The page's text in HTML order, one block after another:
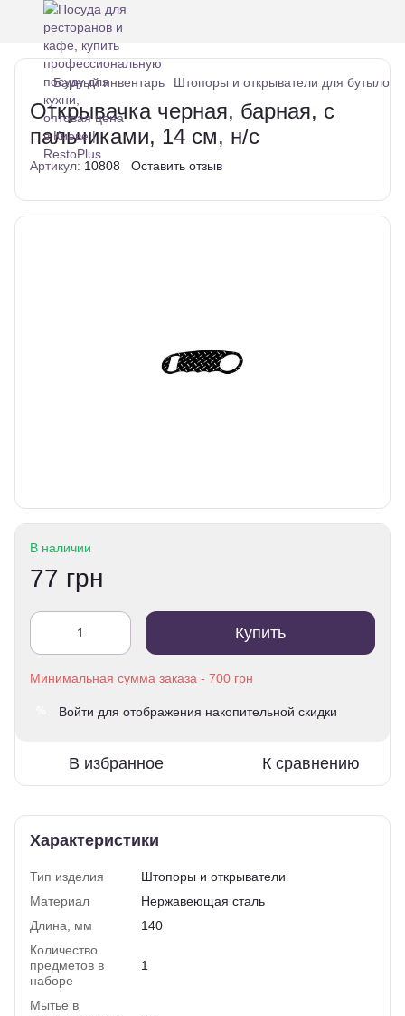
Барный инвентарь Штопоры и открыватели для бутылок
Открывачка черная, барная, с
пальчиками, 14 см, н/с
Артикул: 10808 Оставить отзыв
В наличии
77 грн
Купить
Войти для отображения накопительной скидки
В избранное К сравнению
Характеристики
Тип изделия
Штопоры и открыватели
Материал
Нержавеющая сталь
Длина, мм
140
Количество
предметов в
наборе
1
Мытье в